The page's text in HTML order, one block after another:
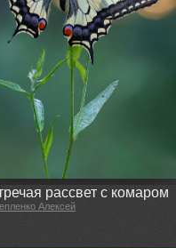
рассвет с комаром
Алексей